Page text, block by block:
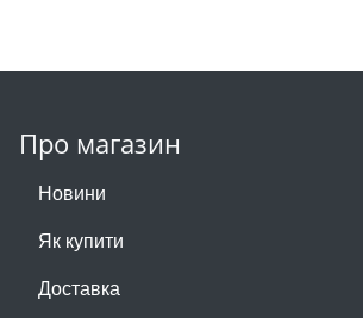
Про магазин
Новини
Як купити
Доставка